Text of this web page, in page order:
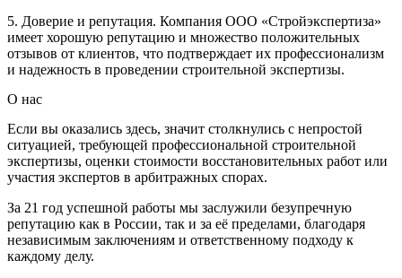
5. Доверие и репутация. Компания ООО «Стройэкспертиза»
имеет хорошую репутацию и множество положительных
отзывов от клиентов, что подтверждает их профессионализм
и надежность в проведении строительной экспертизы.
О нас
Если вы оказались здесь, значит столкнулись с непростой
ситуацией, требующей профессиональной строительной
экспертизы, оценки стоимости восстановительных работ или
участия экспертов в арбитражных спорах.
За 21 год успешной работы мы заслужили безупречную
репутацию как в России, так и за её пределами, благодаря
независимым заключениям и ответственному подходу к
каждому делу.